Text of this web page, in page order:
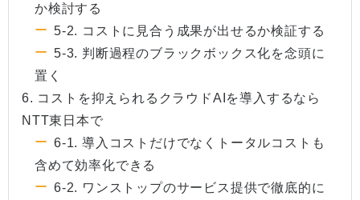
か検討する
5-2. コストに見合う成果が出せるか検証する
5-3. 判断過程のブラックボックス化を念頭に
置く
6. コストを抑えられるクラウドAIを導入するなら
NTT東日本で
6-1. 導入コストだけでなくトータルコストも
含めて効率化できる
6-2. ワンストップのサービス提供で徹底的に